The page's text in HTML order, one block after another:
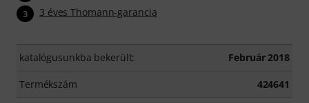
3 3 éves Thomann-garancia
katalógusunkba bekerült: Február 2018
Termékszám 424641